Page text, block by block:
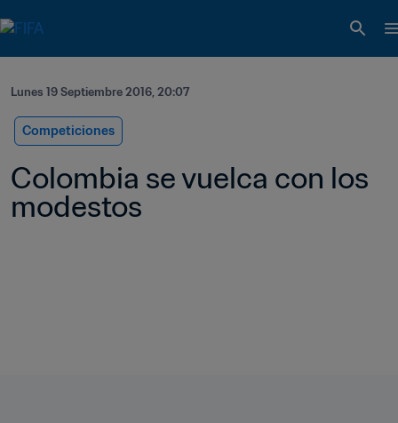
Lunes 19 Septiembre 2016, 20:07
Competiciones
Colombia se vuelca con los
modestos